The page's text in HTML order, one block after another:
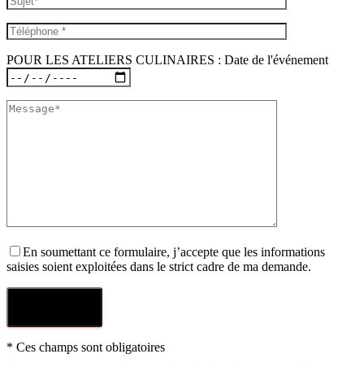
POUR LES ATELIERS CULINAIRES : Date de l'événement
En soumettant ce formulaire, j’accepte que les informations
saisies soient exploitées dans le strict cadre de ma demande.
* Ces champs sont obligatoires